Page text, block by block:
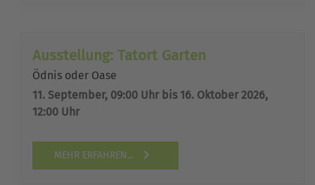
Ausstellung: Tatort Garten
Ödnis oder Oase
11. September, 09:00 Uhr bis 16. Oktober 2026,
12:00 Uhr
MEHR ERFAHREN...